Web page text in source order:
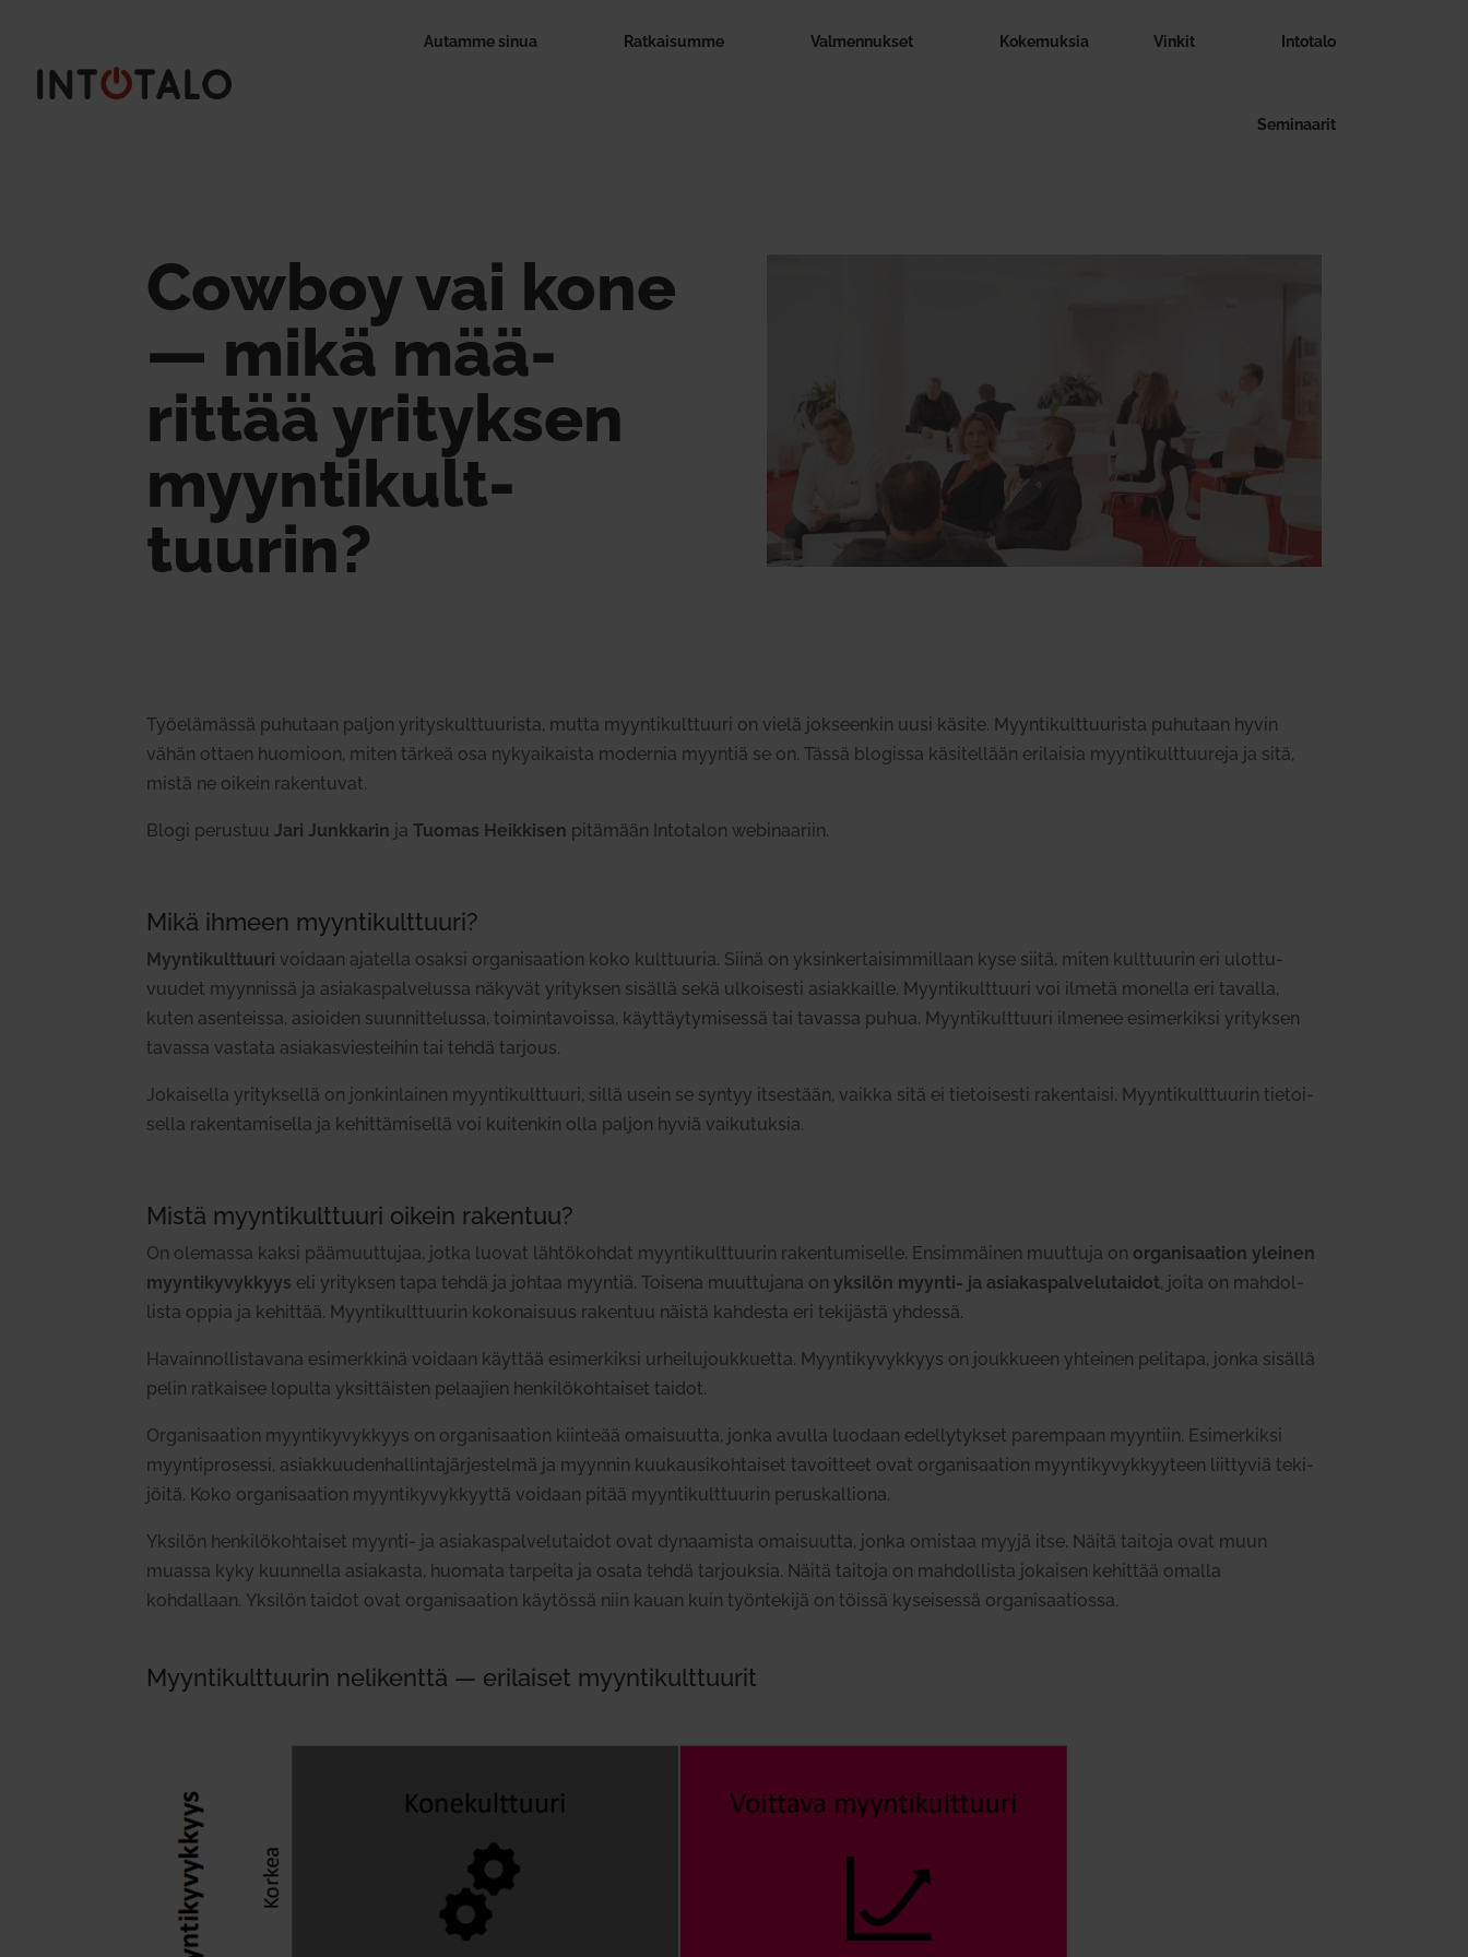
Autamme sinua Rat­kai­summe Val­men­nukset Koke­muksia Vinkit Intotalo
Semi­naarit
Cowboy vai kone
— mikä mää­
rittää yri­tyksen
myyn­ti­kult­
tuurin?
Työ­elä­mässä puhutaan paljon yri­tys­kult­tuu­rista, mutta myyn­ti­kult­tuuri on vielä jok­seenkin uusi käsite. Myyn­ti­kult­tuu­rista puhutaan hyvin
vähän ottaen huo­mioon, miten tärkeä osa nyky­ai­kaista modernia myyntiä se on.Tässä blo­gissa käsi­tellään eri­laisia myyn­ti­kult­tuureja ja sitä,
mistä ne oikein raken­tuvat.
Blogi perustuuJari Junk­karin ja Tuomas Heik­kisen pitämään Into­talon webi­naariin.
Mikä ihmeen myyn­ti­kult­tuuri?
Myyn­ti­kult­tuuri voidaan aja­tella osaksi orga­ni­saation koko kult­tuuria. Siinä on yksin­ker­tai­sim­millaan kyse siitä, miten kult­tuurin eri ulot­tu­
vuudet myyn­nissä ja asia­kas­pal­ve­lussa näkyvät yri­tyksen sisällä sekä ulkoi­sesti asiak­kaille. Myyn­ti­kult­tuuri voi ilmetä monella eri tavalla,
kuten asen­teissa, asioiden suun­nit­te­lussa, toi­min­ta­voissa, käyt­täy­ty­mi­sessä tai tavassa puhua. Myyn­ti­kult­tuuri ilmenee esi­mer­kiksi yri­tyksen
tavassa vastata asia­kas­vies­teihin tai tehdä tarjous.
Jokai­sella yri­tyk­sellä on jon­kin­lainen myyn­ti­kult­tuuri, sillä usein se syntyy itsestään, vaikka sitä ei tie­toi­sesti raken­taisi. Myyn­ti­kult­tuurin tie­toi­
sella raken­ta­mi­sella ja kehit­tä­mi­sellä voi kui­tenkin olla paljon hyviä vai­ku­tuksia.
Mistä myyn­ti­kult­tuuri oikein rakentuu?
On ole­massa kaksi pää­muut­tujaa, jotka luovat läh­tö­kohdat myyn­ti­kult­tuurin raken­tu­mi­selle. Ensim­mäinen muuttuja on orga­ni­saation yleinen
myyn­ti­ky­vykkyys eli yri­tyksen tapa tehdä ja johtaa myyntiä. Toisena muut­tujana onyksilön myynti- ja asia­kas­pal­ve­lu­taidot, joita on mah­dol­
lista oppia ja kehittää. Myyn­ti­kult­tuurin koko­naisuus rakentuu näistä kah­desta eri teki­jästä yhdessä.
Havain­nol­lis­tavana esi­merkkinä voidaan käyttää esi­mer­kiksi urhei­lu­jouk­kuetta. Myyn­ti­ky­vykkyys on jouk­kueen yhteinen pelitapa, jonka sisällä
pelin rat­kaisee lopulta yksittäisten pelaajien hen­ki­lö­koh­taiset taidot.
Orga­ni­saation myyn­ti­ky­vykkyys on orga­ni­saation kiinteää omaisuutta, jonka avulla luodaan edel­ly­tykset parempaan myyntiin. Esi­mer­kiksi
myyntiprosessi, asiak­kuu­den­hal­lin­ta­jär­jes­telmä ja myynnin kuu­kausi­koh­taiset tavoitteet ovat orga­ni­saation myyn­ti­ky­vyk­kyyteen liit­tyviä teki­
jöitä. Koko orga­ni­saation myyn­ti­ky­vyk­kyyttä voidaan pitää myyn­ti­kult­tuurin perus­kal­liona.
Yksilön hen­ki­lö­koh­taiset myynti- ja asia­kas­pal­ve­lu­taidot ovat dynaa­mista omai­suutta, jonka omistaa myyjä itse. Näitä taitoja ovat muun
muassa kyky kuun­nella asia­kasta, huomata tar­peita ja osata tehdä tar­jouksia. Näitä taitoja on mah­dol­lista jokaisen kehittää omalla
kohdallaan. Yksilön taidot ovat orga­ni­saation käy­tössä niin kauan kuin työn­tekijä on töissä kysei­sessä orga­ni­saa­tiossa.
Myyn­ti­kult­tuurin neli­kenttä — eri­laiset myyn­ti­kult­tuurit